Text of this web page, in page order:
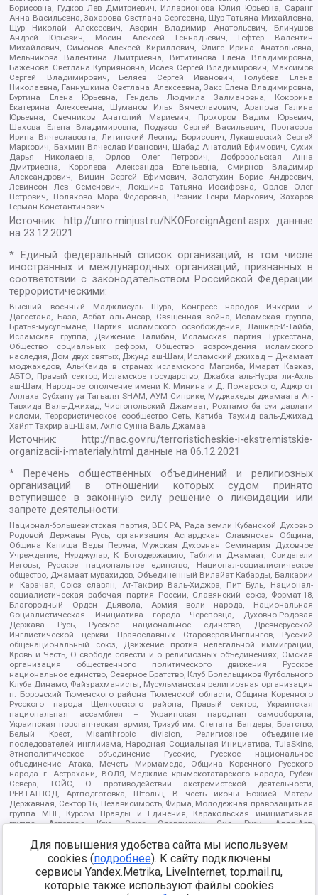
Борисовна, Гудков Лев Дмитриевич, Илларионова Юлия Юрьевна, Саранг
Анна Васильевна, Захарова Светлана Сергеевна, Щур Татьяна Михайловна,
Щур Николай Алексеевич, Аверин Владимир Анатольевич, Блинушов
Андрей Юрьевич, Мосин Алексей Геннадьевич, Гефтер Валентин
Михайлович, Симонов Алексей Кириллович, Флиге Ирина Анатольевна,
Мельникова Валентина Дмитриевна, Вититинова Елена Владимировна,
Баженова Светлана Куприяновна, Исаев Сергей Владимирович, Максимов
Сергей Владимирович, Беляев Сергей Иванович, Голубева Елена
Николаевна, Ганнушкина Светлана Алексеевна, Закс Елена Владимировна,
Буртина Елена Юрьевна, Гендель Людмила Залмановна, Кокорина
Екатерина Алексеевна, Шуманов Илья Вячеславович, Арапова Галина
Юрьевна, Свечников Анатолий Мариевич, Прохоров Вадим Юрьевич,
Шахова Елена Владимировна, Подузов Сергей Васильевич, Протасова
Ирина Вячеславовна, Литинский Леонид Борисович, Лукашевский Сергей
Маркович, Бахмин Вячеслав Иванович, Шабад Анатолий Ефимович, Сухих
Дарья Николаевна, Орлов Олег Петрович, Добровольская Анна
Дмитриевна, Королева Александра Евгеньевна, Смирнов Владимир
Александрович, Вицин Сергей Ефимович, Золотухин Борис Андреевич,
Левинсон Лев Семенович, Локшина Татьяна Иосифовна, Орлов Олег
Петрович, Полякова Мара Федоровна, Резник Генри Маркович, Захаров
Герман Константинович
Источник: http://unro.minjust.ru/NKOForeignAgent.aspxданные
на23.12.2021
* Единый федеральный список организаций, в том числе
иностранных и международных организаций, признанных в
соответствии с законодательством Российской Федерации
террористическими:
Высший военный Маджлисуль Шура, Конгресс народов Ичкерии и
Дагестана, База, Асбат аль-Ансар, Священная война, Исламская группа,
Братья-мусульмане, Партия исламского освобождения, Лашкар-И-Тайба,
Исламская группа, Движение Талибан, Исламская партия Туркестана,
Общество социальных реформ, Общество возрождения исламского
наследия, Дом двух святых, Джунд аш-Шам, Исламский джихад – Джамаат
моджахедов, Аль-Каида в странах исламского Магриба, Имарат Кавказ,
АБТО, Правый сектор, Исламское государство, Джабха аль-Нусра ли-Ахль
аш-Шам, Народное ополчение имени К. Минина и Д. Пожарского, Аджр от
Аллаха Субхану уа Тагьаля SHAM, АУМ Синрике, Муджахеды джамаата Ат-
Тавхида Валь-Джихад, Чистопольский Джамаат, Рохнамо ба суи давлати
исломи, Террористическое сообщество Сеть, Катиба Таухид валь-Джихад,
Хайят Тахрир аш-Шам, Ахлю Сунна Валь Джамаа
Источник:
http://nac.gov.ru/terroristicheskie-i-ekstremistskie-
organizacii-i-materialy.html данные на06.12.2021
* Перечень общественных объединений и религиозных
организаций в отношении которых судом принято
вступившее в законную силу решение о ликвидации или
запрете деятельности:
Национал-большевистская партия, ВЕК РА, Рада земли Кубанской Духовно
Родовой Державы Русь, организация Асгардская Славянская Община,
Община Капища Веды Перуна, Мужская Духовная Семинария Духовное
Учреждение, Нурджулар, К Богодержавию, Таблиги Джамаат, Свидетели
Иеговы, Русское национальное единство, Национал-социалистическое
общество, Джамаат мувахидов, Объединенный Вилайат Кабарды, Балкарии
и Карачая, Союз славян, Ат-Такфир Валь-Хиджра, Пит Буль, Национал-
социалистическая рабочая партия России, Славянский союз, Формат-18,
Благородный Орден Дьявола, Армия воли народа, Национальная
Социалистическая Инициатива города Череповца, Духовно-Родовая
Держава Русь, Русское национальное единство, Древнерусской
Инглистической церкви Православных Староверов-Инглингов, Русский
общенациональный союз, Движение против нелегальной иммиграции,
Кровь и Честь, О свободе совести и о религиозных объединениях, Омская
организация общественного политического движения Русское
национальное единство, Северное Братство, Клуб Болельщиков Футбольного
Клуба Динамо, Файзрахманисты, Мусульманская религиозная организация
п. Боровский Тюменского района Тюменской области, Община Коренного
Русского народа Щелковского района, Правый сектор, Украинская
национальная ассамблея – Украинская народная самооборона,
Украинская повстанческая армия, Тризуб им. Степана Бандеры, Братство,
Белый Крест, Misanthropic division, Религиозное объединение
последователей инглиизма, Народная Социальная Инициатива, TulaSkins,
Этнополитическое объединение Русские, Русское национальное
объединение Атака, Мечеть Мирмамеда, Община Коренного Русского
народа г. Астрахани, ВОЛЯ, Меджлис крымскотатарского народа, Рубеж
Севера, ТОЙС, О противодействии экстремистской деятельности,
РЕВТАТПОД, Артподготовка, Штольц, В честь иконы Божией Матери
Державная, Сектор 16, Независимость, Фирма, Молодежная правозащитная
группа МПГ, Курсом Правды и Единения, Каракольская инициативная
группа, Автоград Крю, Союз Славянских Сил Руси, Алля-Аят,
Арестантское уголовное единство, Башкорт, Нация и свобода, W.H.С., Фалунь
Дафа, Иртыш Ultras, Русский Патриотический клуб-Новокузнецк/РПК,
Сибирский державный союз, Фонд борьбы с коррупцией, Фонд защиты прав
граждан, Штабы Навального, Совет граждан СССР Прикубанского округа г.
Краснодара
Для повышения удобства сайта мы используем
cookies (подробнее). К сайту подключены
сервисы Yandex.Metrika, LiveInternet, top.mail.ru,
которые также используют файлы cookies